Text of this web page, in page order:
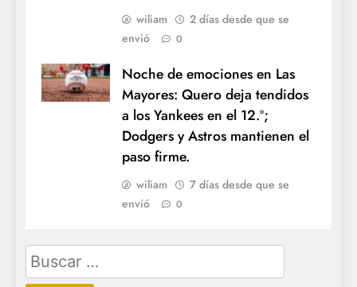
wiliam
2 días desde que se
envió
0
Noche de emociones en Las
Mayores: Quero deja tendidos
a los Yankees en el 12.º;
Dodgers y Astros mantienen el
paso firme.
wiliam
7 días desde que se
envió
0
Buscar: